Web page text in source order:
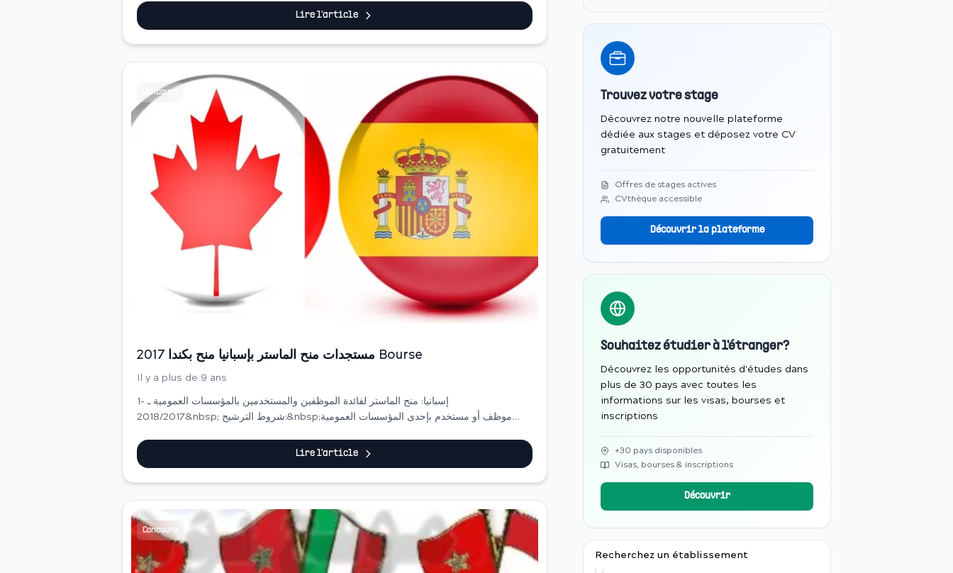
Lire l'article
Concours
مستجدات منح الماستر بإسبانيا منح بكندا 2017 Bourse
Il y a plus de 9 ans
1- إسبانيا: منح الماستر لفائدة الموظفين والمستخدمين بالمؤسسات العمومية ـ
2018/2017&nbsp; شروط الترشيح:&nbsp;موظف أو مستخدم بإحدى المؤسسات العمومية
Lire l'article
Concours
Trouvez votre stage
Découvrez notre nouvelle plateforme
dédiée aux stages et déposez votre CV
gratuitement
Offres de stages actives
CVthèque accessible
Découvrir la plateforme
Souhaitez étudier à l'étranger?
Découvrez les opportunités d'études dans
plus de 30 pays avec toutes les
informations sur les visas, bourses et
inscriptions
+30 pays disponibles
Visas, bourses & inscriptions
Découvrir
Recherchez un établissement